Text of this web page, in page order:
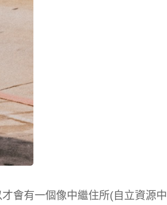
會有一個像中繼住所(自立資源中